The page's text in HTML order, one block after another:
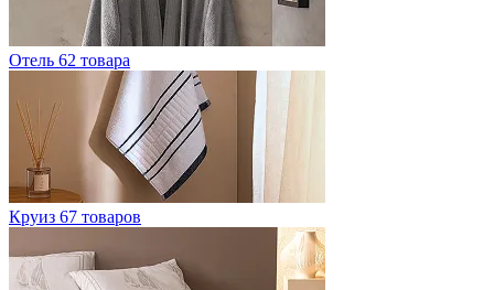
Отель 62 товара
Круиз 67 товаров